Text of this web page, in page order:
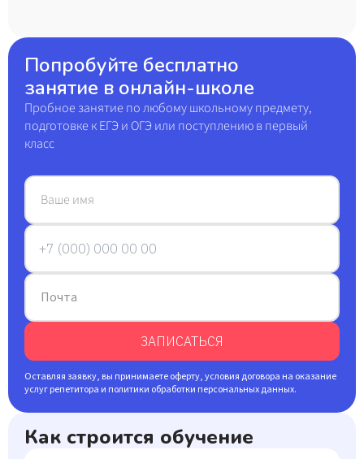
Попробуйте бесплатно
занятие в онлайн-школе
Пробное занятие по любому школьному предмету,
подготовке к ЕГЭ и ОГЭ или поступлению в первый
класс
Ваше имя
Почта
ЗАПИСАТЬСЯ
Оставляя заявку, вы принимаете оферту, условия договора на оказание
услуг репетитора и политики обработки персональных данных.
Как строится обучение